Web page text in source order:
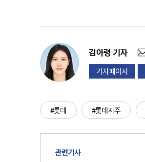
김아령 기자
기자페이지
#롯데 #롯데지주
관련기사